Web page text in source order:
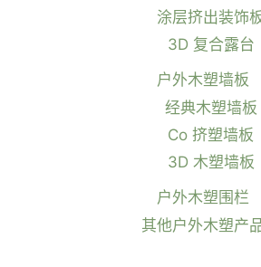
涂层挤出装饰
3D 复合露台
户外木塑墙板
经典木塑墙板
Co 挤塑墙板
3D 木塑墙板
户外木塑围栏
其他户外木塑产